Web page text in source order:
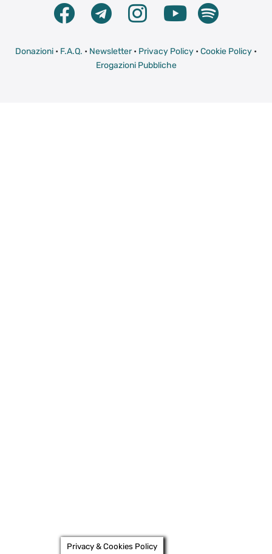
Donazioni • F.A.Q. • Newsletter• Privacy Policy • Cookie Policy •
Erogazioni Pubbliche
Privacy & Cookies Policy